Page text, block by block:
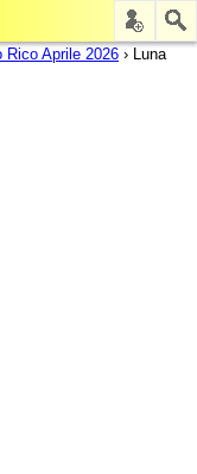
Rico Aprile 2026 › Luna